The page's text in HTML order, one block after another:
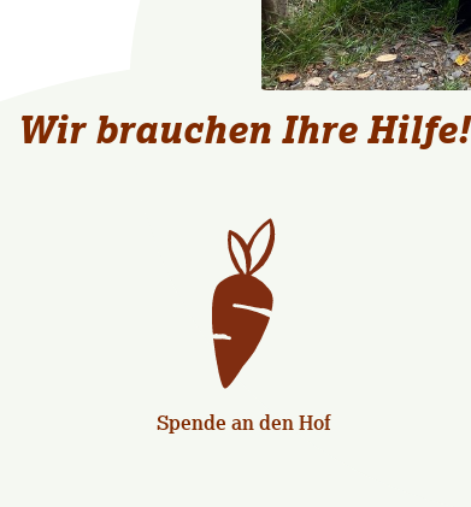
Wir brauchen Ihre Hilfe!
Spende an den Hof